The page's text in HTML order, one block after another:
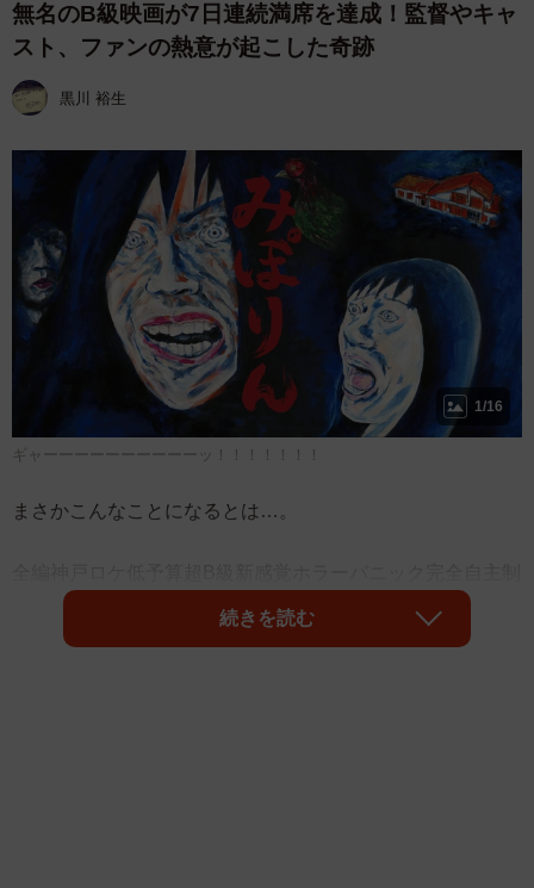
無名のB級映画が7日連続満席を達成！監督やキャ
スト、ファンの熱意が起こした奇跡
黒川 裕生
1/16
ギャーーーーーーーーーーッ！！！！！！！
まさかこんなことになるとは…。
作アイドル映画「みぽりん」が、地元神戸の元町映画館
で、9月7日から13日まで1週間限定上映されたのだが、な
続きを読む